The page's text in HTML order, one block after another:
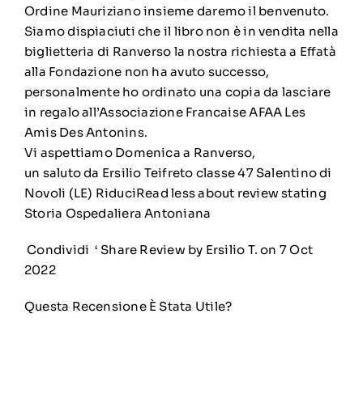
Ordine Mauriziano insieme daremo il benvenuto.
Siamo dispiaciuti che il libro non è in vendita nella
biglietteria di Ranverso la nostra richiesta a Effatà
alla Fondazione non ha avuto successo,
personalmente ho ordinato una copia da lasciare
in regalo all’Associazione Francaise AFAA Les
Amis Des Antonins.
Vi aspettiamo Domenica a Ranverso,
un saluto da Ersilio Teifreto classe 47 Salentino di
Novoli (LE) RiduciRead less about review stating
Storia Ospedaliera Antoniana
Condividi ‘ Share Review by Ersilio T. on 7 Oct
2022
Questa Recensione È Stata Utile?